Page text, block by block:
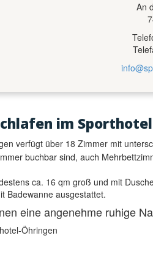
An
im Sporthotel
verfügt über 18 Zimmer mit
buchbar sind, auch
ca. 16 qm groß und mit
Badewanne ausgestattet.
eine angenehme ruhige
Öhringen